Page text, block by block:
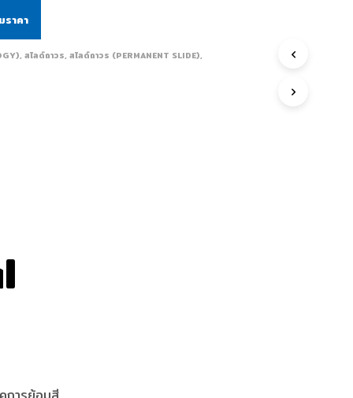
ราคา
,สไลด์ถาวร,สไลด์ถาวร (PERMANENT SLIDE),